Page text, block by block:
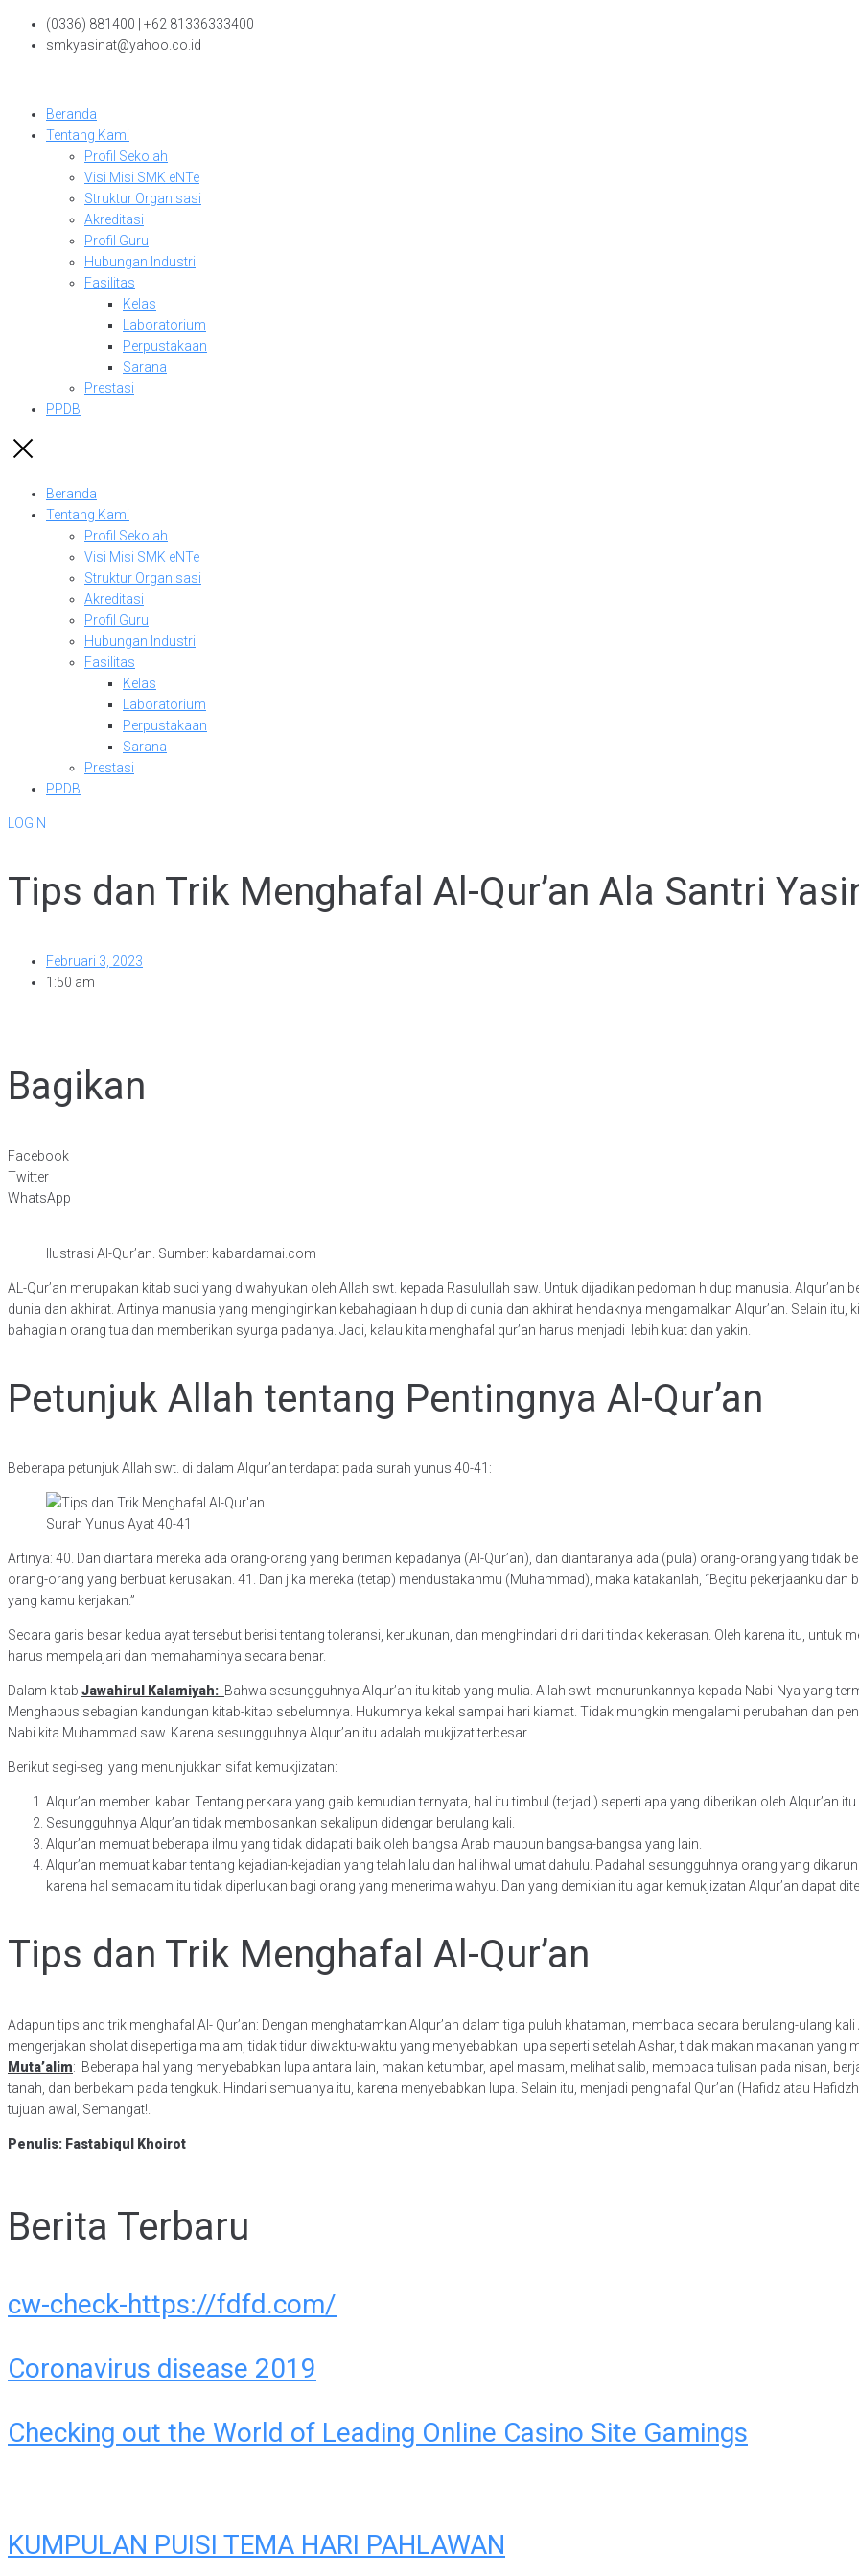
Skip
(0336) 881400 | +62 81336333400
smkyasinat@yahoo.co.id
Beranda
Tentang Kami
Profil Sekolah
Visi Misi SMK eNTe
Struktur Organisasi
Akreditasi
Profil Guru
Hubungan Industri
Fasilitas
Kelas
Laboratorium
Perpustakaan
Sarana
Prestasi
PPDB
Beranda
Tentang Kami
Profil Sekolah
Visi Misi SMK eNTe
Struktur Organisasi
Akreditasi
Profil Guru
Hubungan Industri
Fasilitas
Kelas
Laboratorium
Perpustakaan
Sarana
Prestasi
PPDB
LOGIN
Tips dan Trik Menghafal Al-Qur’an Ala Santri
Februari 3, 2023
1:50 am
Bagikan
Facebook
Twitter
WhatsApp
Ilustrasi Al-Qur’an. Sumber: kabardamai.com
AL-Qur’an merupakan kitab suci yang diwahyukan oleh Allah swt. kepada Rasulullah saw. Untuk dijadikan pedoman hidup manusia. Alqur’an
dunia dan akhirat. Artinya manusia yang menginginkan kebahagiaan hidup di dunia dan akhirat hendaknya mengamalkan Alqur’an. Selain itu,
bahagiain orang tua dan memberikan syurga padanya. Jadi, kalau kita menghafal qur’an harus menjadi lebih kuat dan yakin.
Petunjuk Allah tentang Pentingnya Al-Qur’an
Beberapa petunjuk Allah swt. di dalam Alqur’an terdapat pada surah yunus 40-41:
Surah Yunus Ayat 40-41
Artinya: 40. Dan diantara mereka ada orang-orang yang beriman kepadanya (Al-Qur’an), dan diantaranya ada (pula) orang-orang yang tidak
orang-orang yang berbuat kerusakan. 41. Dan jika mereka (tetap) mendustakanmu (Muhammad), maka katakanlah, “Begitu pekerjaanku
yang kamu kerjakan.”
Secara garis besar kedua ayat tersebut berisi tentang toleransi, kerukunan, dan menghindari diri dari tindak kekerasan. Oleh karena itu, untuk
harus mempelajari dan memahaminya secara benar.
Dalam kitab Jawahirul Kalamiyah: Bahwa sesungguhnya Alqur’an itu kitab yang mulia. Allah swt. menurunkannya kepada Nabi-Nya yang
Menghapus sebagian kandungan kitab-kitab sebelumnya. Hukumnya kekal sampai hari kiamat. Tidak mungkin mengalami perubahan dan
Nabi kita Muhammad saw. Karena sesungguhnya Alqur’an itu adalah mukjizat terbesar.
Berikut segi-segi yang menunjukkan sifat kemukjizatan:
Alqur’an memberi kabar. Tentang perkara yang gaib kemudian ternyata, hal itu timbul (terjadi) seperti apa yang diberikan oleh Alqur’an itu.
Sesungguhnya Alqur’an tidak membosankan sekalipun didengar berulang kali.
Alqur’an memuat beberapa ilmu yang tidak didapati baik oleh bangsa Arab maupun bangsa-bangsa yang lain.
Alqur’an memuat kabar tentang kejadian-kejadian yang telah lalu dan hal ihwal umat dahulu. Padahal sesungguhnya orang yang
karena hal semacam itu tidak diperlukan bagi orang yang menerima wahyu. Dan yang demikian itu agar kemukjizatan Alqur’an dapat
Tips dan Trik Menghafal Al-Qur’an
Adapun tips and trik menghafal Al- Qur’an: Dengan menghatamkan Alqur’an dalam tiga puluh khataman, membaca secara berulang-ulang
mengerjakan sholat disepertiga malam, tidak tidur diwaktu-waktu yang menyebabkan lupa seperti setelah Ashar, tidak makan makanan yang
Muta’alim: Beberapa hal yang menyebabkan lupa antara lain, makan ketumbar, apel masam, melihat salib, membaca tulisan pada nisan,
tanah, dan berbekam pada tengkuk. Hindari semuanya itu, karena menyebabkan lupa. Selain itu, menjadi penghafal Qur’an (Hafidz atau
tujuan awal, Semangat!.
Penulis: Fastabiqul Khoirot
Berita Terbaru
cw-check-https://fdfd.com/
Coronavirus disease 2019
Checking out the World of Leading Online Casino Site Gamings
KUMPULAN PUISI TEMA HARI PAHLAWAN